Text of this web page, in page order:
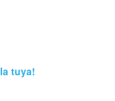
tuya!